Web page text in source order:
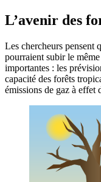
L’avenir des
Les chercheurs pensent
pourraient subir le
importantes : les
capacité des forêts
émissions de gaz à effet